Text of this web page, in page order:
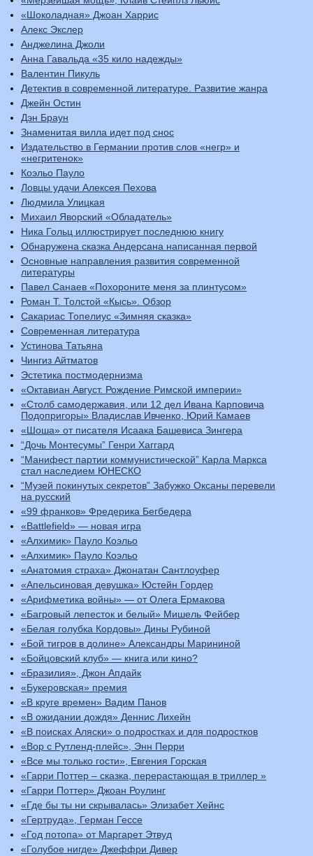
«Шоколадная» Джоан Харрис
Алекс Экслер
Анджелина Джоли
Анна Гавальда «35 кило надежды»
Валентин Пикуль
Детектив в современной литературе. Развитие жанра
Джейн Остин
Дэн Браун
Знаменитая вилла идет под снос
Издательство в Германии против слов «негр» и
«негритенок»
Коэльо Пауло
Ловцы удачи Алексея Пехова
Людмила Улицкая
Михаил Яворский «Обладатель»
Ника Гольц иллюстрирует последнюю книгу
Обнаружена сказка Андерсана написанная первой
Основные направления развития современной
литературы
Павел Санаев «Похороните меня за плинтусом»
Роман Т. Толстой «Кысь». Обзор
Сакариас Топелиус «Зимняя сказка»
Современная литература
Устинова Татьяна
Чингиз Айтматов
Эстетика постмодернизма
«Октавиан Август. Рождение Римской империи»
«Столб самодержавия, или 12 дел Ивана Карповича
Подопригоры» Владислав Ивченко, Юрий Камаев
«Шоша» от писателя Исаака Башевиса Зингера
“Дочь Монтесумы” Генри Хаггард
“Манифест партии коммунистической” Карла Маркса
стал наследием ЮНЕСКО
“Музей покинутых секретов” Забужко Оксаны перевели
на русский
«99 франков» Фредерика Бегбедера
«Battlefield» — новая игра
«Алхимик» Пауло Коэльо
«Алхимик» Пауло Коэльо
«Анатомия страха» Джонатан Сантлоуфер
«Апельсиновая девушка» Юстейн Гордер
«Арифметика войны» — от Олега Ермакова
«Багровый лепесток и белый» Мишель Фейбер
«Белая голубка Кордовы» Дины Рубиной
«Бой тигров в долине» Александры Марининой
«Бойцовский клуб» — книга или кино?
«Бразилия», Джон Апдайк
«Букеровская» премия
«В круге времен» Вадим Панов
«В ожидании дождя» Деннис Лихейн
«В поисках Аляски» о подростках и для подростков
«Вор с Рутленд-плейс», Энн Перри
«Все мы только гости», Евгения Горская
«Гарри Поттер – сказка, перерастающая в триллер »
«Гарри Поттер» Джоан Роулинг
«Где бы ты ни скрывалась» Элизабет Хейнс
«Гертруда», Герман Гессе
«Год потопа» от Маргарет Этвуд
«Голубое нигде» Джеффри Дивер